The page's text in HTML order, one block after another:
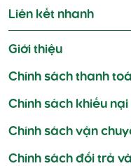
hướng
bài
viết
Liên kết nhanh
Giới thiệu
Chính sách thanh
Chính sách khiếu nại
Chính sách vận
Chính sách đổi trả